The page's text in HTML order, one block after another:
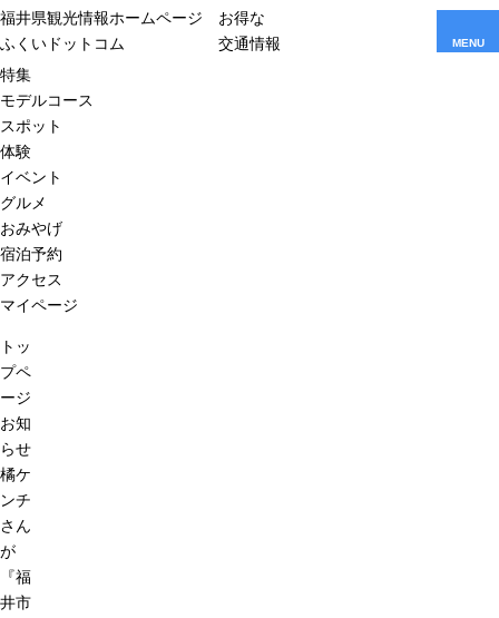
福井県観光情報ホームページ
ふくいドットコム
お得な
交通情報
MENU
特集
モデルコース
スポット
体験
イベント
グルメ
おみやげ
宿泊予約
アクセス
マイページ
トッ
プペ
ージ
お知
らせ
橘ケ
ンチ
さん
が
『福
井市